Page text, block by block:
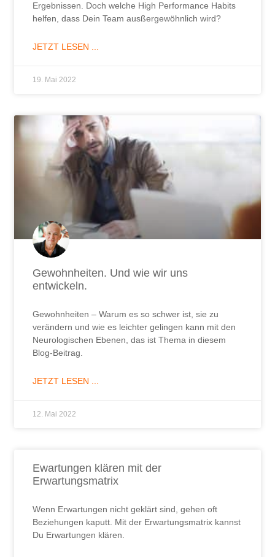
Ergebnissen. Doch welche High Performance Habits
helfen, dass Dein Team ausßergewöhnlich wird?
JETZT LESEN ...
19. Mai 2022
Gewohnheiten. Und wie wir uns
entwickeln.
Gewohnheiten – Warum es so schwer ist, sie zu
verändern und wie es leichter gelingen kann mit den
Neurologischen Ebenen, das ist Thema in diesem
Blog-Beitrag.
JETZT LESEN ...
12. Mai 2022
Ewartungen klären mit der
Erwartungsmatrix​
Wenn Erwartungen nicht geklärt sind, gehen oft
Beziehungen kaputt. Mit der Erwartungsmatrix kannst
Du Erwartungen klären.